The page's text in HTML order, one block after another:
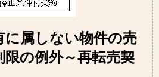
に属しない物件の売
限の例外～再転売契